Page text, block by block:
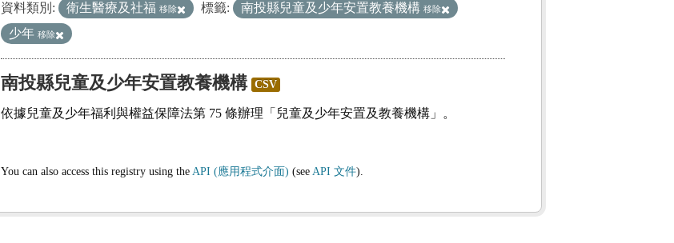
資料類別: 衛生醫療及社福 移除 標籤: 南投縣兒童及少年安置教養機構 移除
少年 移除
南投縣兒童及少年安置教養機構 CSV
依據兒童及少年福利與權益保障法第 75 條辦理「兒童及少年安置及教養機構」。
You can also access this registry using the API (應用程式介面) (see API 文件).